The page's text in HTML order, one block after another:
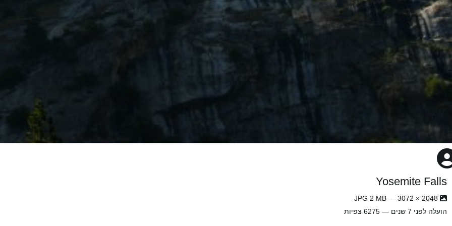
Yosemite Falls
הועלה לפני 7 שנים — 6275 צפיות